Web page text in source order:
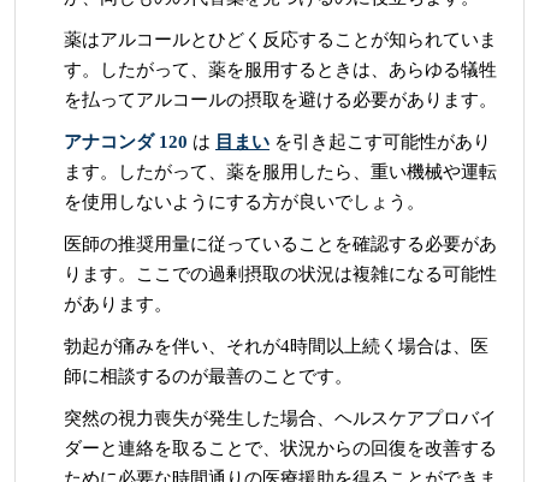
薬はアルコールとひどく反応することが知られていま
す。したがって、薬を服用するときは、あらゆる犠牲
を払ってアルコールの摂取を避ける必要があります。
アナコンダ 120 は 目まい を引き起こす可能性があり
ます。したがって、薬を服用したら、重い機械や運転
を使用しないようにする方が良いでしょう。
医師の推奨用量に従っていることを確認する必要があ
ります。ここでの過剰摂取の状況は複雑になる可能性
があります。
勃起が痛みを伴い、それが4時間以上続く場合は、医
師に相談するのが最善のことです。
突然の視力喪失が発生した場合、ヘルスケアプロバイ
ダーと連絡を取ることで、状況からの回復を改善する